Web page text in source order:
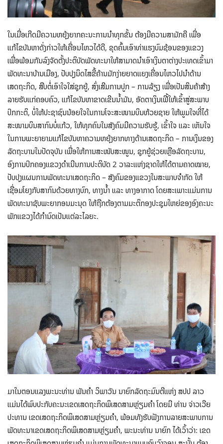
ໃນເມື່ອເກີດມີຄວາມຫຍຸ້ງຍາກຄະນະການນໍາທຸກຂັ້ນ ຕ້ອງມີຄວາມສາມັກຄີ ເພື່ອ
ແກ້ໄຂບັນຫາດັ່ງກ່າວໃຫ້ເຄື່ອນໄຫວໄດ້ດີ, ຂຸດຄົ້ນເອົາທ່າແຮງບົມຊ້ອນຂອງແຂວງ
ເພື່ອພ້ອມກັນລົງຈັດຕັ້ງປະຕິບັດພັດທະນາໃຫ້ສາມາດນໍາເອົາເງິນຕາຕ່າງປະເທດເຂົ້າມາ
ພັດທະນາບ້ານເມືອງ, ປັບປຸງນິດໄສຂີ້ຄ້ານມັກງ່າຍຍາດແຍງເຄື່ອນໄຫວໄປນໍາດ້ານ
ເສດຖະກິດ, ສືບຕໍ່ເອົາໃຈໃສ່ຊຸກຍູ້, ສົ່ງເສີມການປູກ – ການລ້ຽງ ເພື່ອເປັນສິນຄ້າສ້າງ
ລາຍຮັບແກ່ຄອບຄົວ, ແກ້ໄຂບັນຫາຂາດເຂີນນໍ້າມັນ, ອັດຕາເງິນເຟີ້ໃຫ້ເຂົ້າສູ່ສະພາບ
ປົກກະຕິ, ບໍ່ໃຫ້ປະຊາຊົນນ້ອຍໃຈໃນການໂຈະສະໜາມບິນຫ້ວຍຊາຍ ໃຫ້ພູມໃຈທີ່ໄດ້
ສະໜາມບິນສາກົນບໍ່ແກ້ວ, ໃຫ້ທຸກຄົນໃນສັງຄົມມີຄວາມຮັບຮູ້, ເຂົ້າໃຈ ແລະ ເຫັນໃຈ
ໃນການພະຍາຍາມແກ້ໄຂບັນຫາຄວາມຫຍຸ້ງຍາກທາງດ້ານເສດຖະກິດ – ການເງິນຂອງ
ລັດຖະບານໃນປັດຈຸບັນ ເພື່ອໃຫ້ການສະໜັບສະໜູນ, ຊຸກຍູ້ຊ່ວຍເຫຼືອລັດຖະບານ,
ອົງການປົກຄອງແຂວງດຳເນີນການປະຕິບັດ 2 ວາລະແຫ່ງຊາດໃຫ້ໄດ້ຕາມຄາດໝາຍ,
ປັບປຸງແຜນການພັດທະນາເສດຖະກິດ – ສັງຄົມຂອງແຂວງໃນສະພາບຈຳກັດ ໃຫ້
ເຊື່ອມໂຍງກັບສາກົນດ້ວຍທາງບົກ, ທາງນ້ຳ ແລະ ທາງອາກາດ ໂດຍສະເພາະແມ່ນການ
ພັດທະນາຊັບພະຍາກອນມະນຸດ ໃຫ້ຖືກຕ້ອງຕາມມະຕິກອງປະຊຸມໃຫຍ່ຂອງອົງຄະນະ
ພັກແຂວງໄດ້ກຳນົດເປັນແຕ່ລະໄລຍະ.
ມາໃນຕອນແລງພະນະທ່ານ ພັນຄຳ ວິພາວັນ ນາຍົກລັດຖະມົນຕີແຫ່ງ ສປປ ລາວ
ແມ່ນໄດ້ພົບປະກັບຄະນະເຂດເສດຖະກິດພິເສດສາມຫຼ່ຽມຄໍາ ໂດຍມີ ທ່ານ ຈ່າວເວີຍ
ປະທານ ເຂດເສດຖະກິດພິເສດສາມຫຼ່ຽມຄໍາ, ພ້ອມທັງຮັບຟັງການລາຍສະພາບການ
ພັດທະນາເຂດເສດຖະກິດພິເສດສາມຫຼ່ຽມຄໍາ, ພະນະທ່ານ ນາຍົກ ໄດ້ເວົ້າວ່າ: ເຂດ